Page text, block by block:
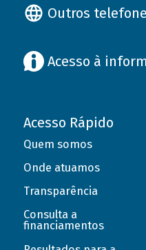
Outros
Acesso à
Acesso Rápido
Quem somos
Onde atuamos
Transparência
Consulta a
financiamentos